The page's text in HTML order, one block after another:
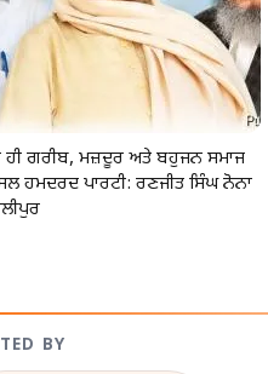
ਹੀ ਗਰੀਬ, ਮਜ਼ਦੂਰ ਅਤੇ ਬਹੁਜਨ ਸਮਾਜ
ਹਮਦਰਦ ਪਾਰਟੀ: ਰਣਜੀਤ ਸਿੰਘ ਨੋਨਾ
BY